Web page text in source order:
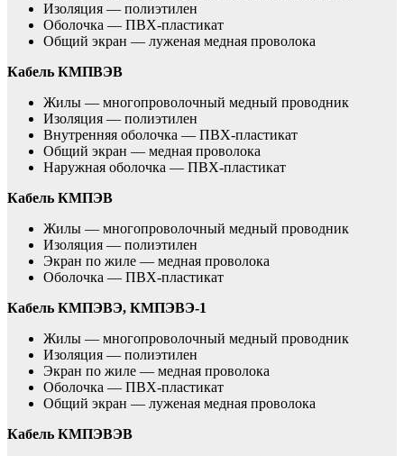
Изоляция — полиэтилен
Оболочка — ПВХ-пластикат
Общий экран — луженая медная проволока
Кабель КМПВЭВ
Жилы — многопроволочный медный проводник
Изоляция — полиэтилен
Внутренняя оболочка — ПВХ-пластикат
Общий экран — медная проволока
Наружная оболочка — ПВХ-пластикат
Кабель КМПЭВ
Жилы — многопроволочный медный проводник
Изоляция — полиэтилен
Экран по жиле — медная проволока
Оболочка — ПВХ-пластикат
Кабель КМПЭВЭ, КМПЭВЭ-1
Жилы — многопроволочный медный проводник
Изоляция — полиэтилен
Экран по жиле — медная проволока
Оболочка — ПВХ-пластикат
Общий экран — луженая медная проволока
Кабель КМПЭВЭВ